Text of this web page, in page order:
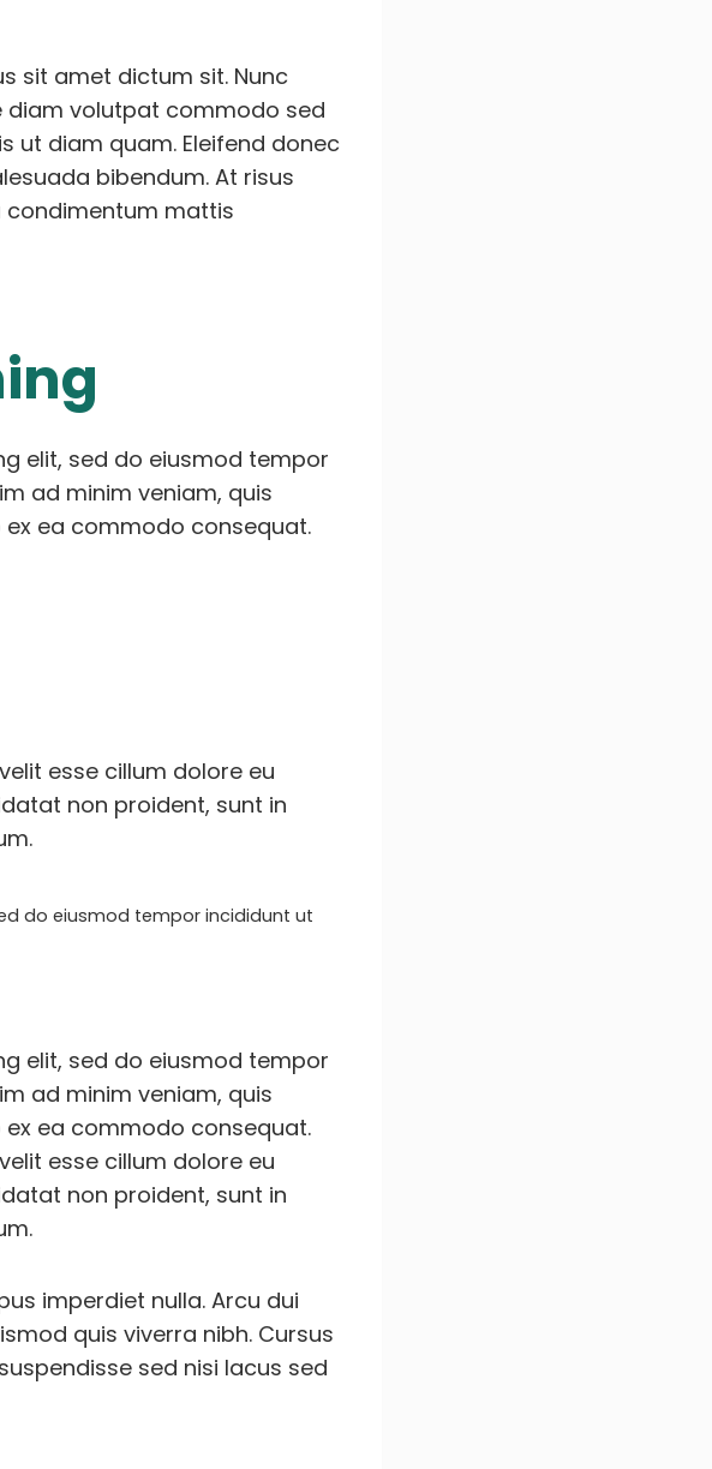
sit amet dictum sit. Nunc
diam volutpat commodo sed
ut diam quam. Eleifend donec
bibendum. At risus
condimentum mattis
elit, sed do eiusmod tempor
ad minim veniam, quis
ea commodo consequat.
esse cillum dolore eu
non proident, sunt in
do eiusmod tempor incididunt ut
elit, sed do eiusmod tempor
ad minim veniam, quis
ea commodo consequat.
esse cillum dolore eu
non proident, sunt in
imperdiet nulla. Arcu dui
quis viverra nibh. Cursus
sed nisi lacus sed